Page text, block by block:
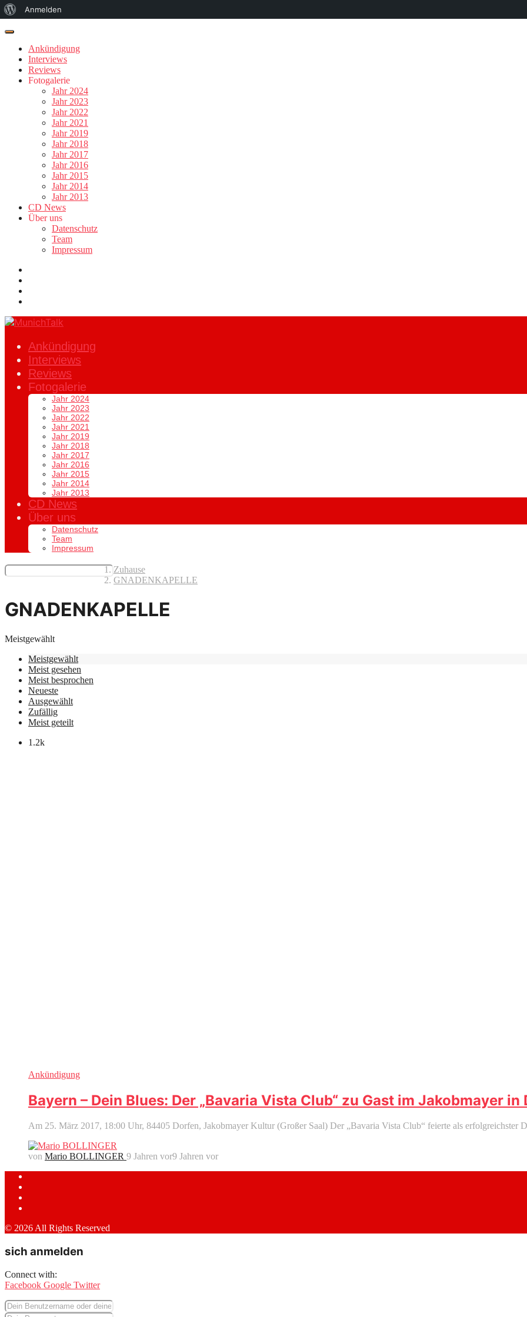
Über
Anmelden
Ankündigung
Interviews
Reviews
Fotogalerie
Jahr 2024
Jahr 2023
Jahr 2022
Jahr 2021
Jahr 2019
Jahr 2018
Jahr 2017
Jahr 2016
Jahr 2015
Jahr 2014
Jahr 2013
CD News
Über uns
Datenschutz
Team
Impressum
Ankündigung
Interviews
Reviews
Fotogalerie
Jahr 2024
Jahr 2023
Jahr 2022
Jahr 2021
Jahr 2019
Jahr 2018
Jahr 2017
Jahr 2016
Jahr 2015
Jahr 2014
Jahr 2013
CD News
Über uns
Datenschutz
Team
Impressum
Zuhause
GNADENKAPELLE
GNADENKAPELLE
Meistgewählt
Meistgewählt
Meist gesehen
Meist besprochen
Neueste
Ausgewählt
Zufällig
Meist geteilt
1.2k
Ankündigung
Bayern – Dein Blues: Der „Bavaria Vista Club“ zu Gast im Jakobmayer in
Am 25. März 2017, 18:00 Uhr, 84405 Dorfen, Jakobmayer Kultur (Großer Saal) Der „Bavaria Vista Club“ feierte als erfolgreichster
von Mario BOLLINGER 9 Jahren vor9 Jahren vor
© 2026 All Rights Reserved
sich anmelden
Connect with:
Facebook Google Twitter